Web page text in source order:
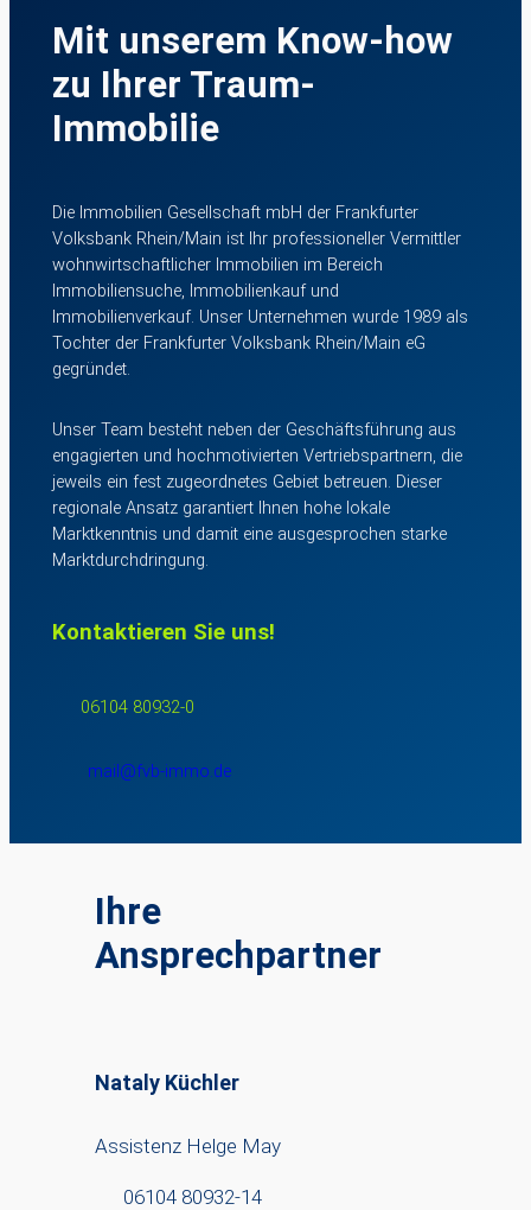
Mit unserem Know-how
zu Ihrer Traum-
Immobilie
Die Immobilien Gesellschaft mbH der Frankfurter
Volksbank Rhein/Main ist Ihr professioneller Vermittler
wohnwirtschaftlicher Immobilien im Bereich
Immobiliensuche, Immobilienkauf und
Immobilienverkauf. Unser Unternehmen wurde 1989 als
Tochter der Frankfurter Volksbank Rhein/Main eG
gegründet.
Unser Team besteht neben der Geschäftsführung aus
engagierten und hochmotivierten Vertriebspartnern, die
jeweils ein fest zugeordnetes Gebiet betreuen. Dieser
regionale Ansatz garantiert Ihnen hohe lokale
Marktkenntnis und damit eine ausgesprochen starke
Marktdurchdringung.
Kontaktieren Sie uns!
06104 80932-0
mail@fvb-immo.de
Ihre
Ansprechpartner
Nataly Küchler
Assistenz Helge May
06104 80932-14